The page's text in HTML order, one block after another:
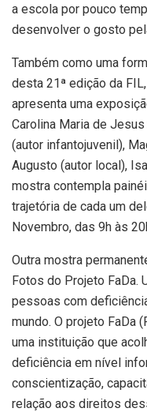
a escola por pouco
desenvolver o gosto
Também como uma
desta 21ª edição da
apresenta uma
Carolina Maria de
(autor infantojuvenil),
Augusto (autor local),
mostra contempla
trajetória de cada um
Novembro, das 9h às
Outra mostra
Fotos do Projeto FaDa.
pessoas com
mundo. O projeto FaDa
uma instituição que
deficiência em nível
conscientização,
relação aos direitos